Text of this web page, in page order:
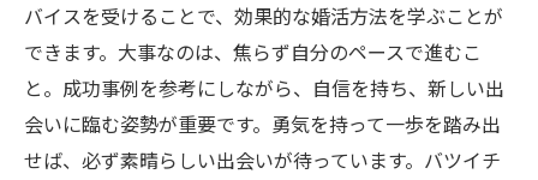
バイスを受けることで、効果的な婚活方法を学ぶことが
できます。大事なのは、焦らず自分のペースで進むこ
と。成功事例を参考にしながら、自信を持ち、新しい出
会いに臨む姿勢が重要です。勇気を持って一歩を踏み出
せば、必ず素晴らしい出会いが待っています。バツイチ